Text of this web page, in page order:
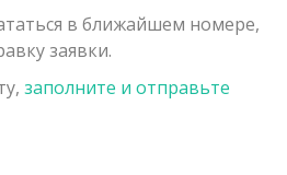
рукописей, поступивших в
науки
в ближайшем номере,
заявки.
заполните и отправьте